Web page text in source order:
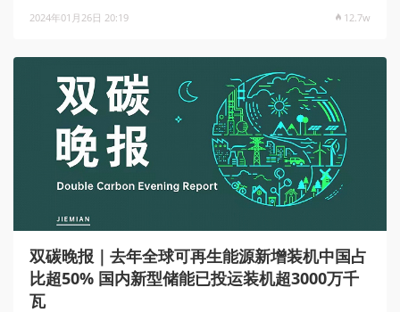
2024年01月26日 20:19 12.7w
双碳晚报｜去年全球可再生能源新增装机中国占
比超50% 国内新型储能已投运装机超3000万千
瓦